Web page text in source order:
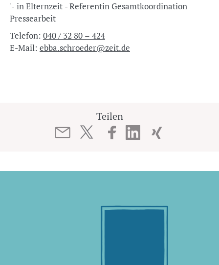
'- in Elternzeit - Referentin Gesamtkoordination
Pressearbeit
Telefon: 040 / 32 80 – 424
E-Mail: ebba.schroeder@zeit.de
Teilen